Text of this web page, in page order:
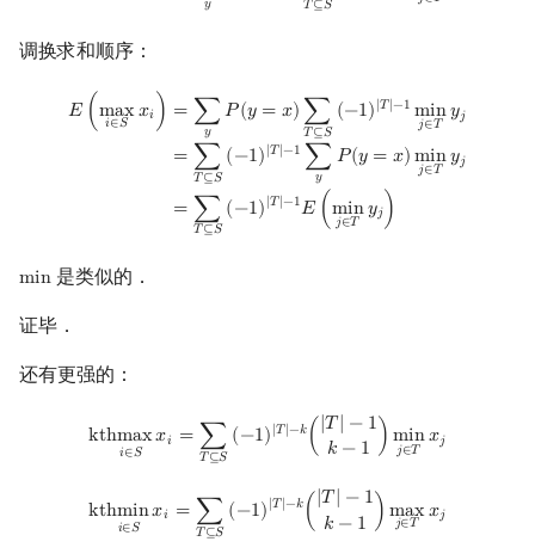
𝑦 𝑇⊆𝑆
调换求和顺序：
𝐸 (max
𝑖∈𝑆 𝑥𝑖 ) = ∑
𝑦
𝑃(𝑦 = 𝑥) ∑
𝑇⊆𝑆
(−1)|𝑇|−1 min
𝑗∈𝑇 𝑦𝑗
= ∑
𝑇⊆𝑆
(−1)|𝑇|−1 ∑
𝑦
𝑃(𝑦 = 𝑥)min
𝑗∈𝑇 𝑦𝑗
= ∑
𝑇⊆𝑆
(−1)|𝑇|−1𝐸 (min
𝑗∈𝑇 𝑦𝑗 )
maxi∈S P x)∑T ⊆S T −1min ∈ Tyj=∑ ⊆
min
min 是类似的．
证毕．
还有更强的：
kthmax𝑥𝑖
𝑖∈𝑆
= ∑
𝑇⊆𝑆
(−1)|𝑇|−𝑘 ( |𝑇 | − 1
𝑘 − 1 ) min
𝑗∈𝑇 𝑥𝑗
kthmax ∑T⊆ S( 1 )|T| k(| T| 1k −1) min
kthmin𝑥𝑖
𝑖∈𝑆
= ∑
𝑇⊆𝑆
(−1)|𝑇|−𝑘 ( |𝑇 | − 1
𝑘 − 1 ) max
𝑗∈𝑇 𝑥𝑗
kthmin x ∑T⊆ S( 1 )|T|−k(| T| 1k −1)